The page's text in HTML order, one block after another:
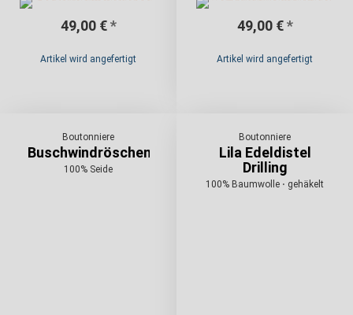
49,00 € *
Artikel wird angefertigt
49,00 € *
Artikel wird angefertigt
Boutonniere
Buschwindröschen
100% Seide
Boutonniere
Lila Edeldistel
Drilling
100% Baumwolle ⋅ gehäkelt